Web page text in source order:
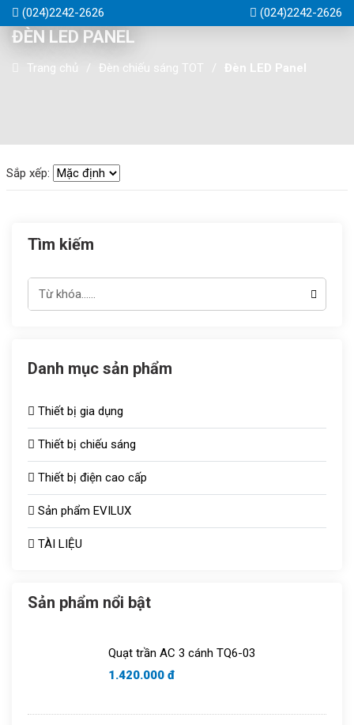
(024)2242-2626 (024)2242-2626
ĐÈN LED PANEL
Trang chủ Đèn chiếu sáng TOT Đèn LED Panel
Sắp xếp:
Tìm kiếm
Danh mục sản phẩm
Thiết bị gia dụng
Thiết bị chiếu sáng
Thiết bị điện cao cấp
Đèn chiếu sáng TOT
Công tắc ổ cắm
Quạt thông gió
Sản phẩm EVILUX
Bóng sưởi
Bóng bulb
TÀI LIỆU
Sản phẩm nổi bật
Quạt trần AC 3 cánh TQ6-03
1.420.000 đ